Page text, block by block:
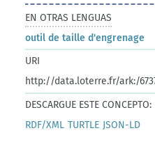
EN OTRAS LENGUAS
outil de taille d'engrenage
URI
http://data.loterre.fr/ark:/
DESCARGUE ESTE CONCEPTO:
RDF/XML TURTLE JSON-LD